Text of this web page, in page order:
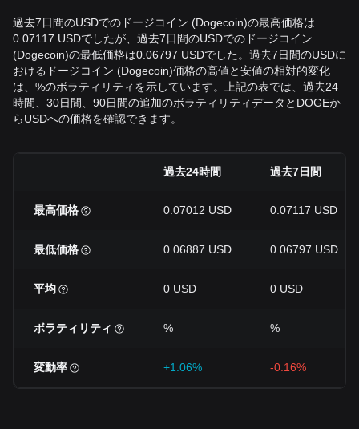
過去7日間のUSDでのドージコイン (Dogecoin)の最高価格は
0.07117 USDでしたが、過去7日間のUSDでのドージコイン
(Dogecoin)の最低価格は0.06797 USDでした。過去7日間のUSDに
おけるドージコイン (Dogecoin)価格の高値と安値の相対的変化
は、%のボラティリティを示しています。上記の表では、過去24
時間、30日間、90日間の追加のボラティリティデータとDOGEか
らUSDへの価格を確認できます。
過去24時間 過去7日間
最高価格 0.07012 USD 0.07117 USD
最低価格 0.06887 USD 0.06797 USD
平均 0 USD 0 USD
ボラティリティ % %
変動率 +1.06% -0.16%